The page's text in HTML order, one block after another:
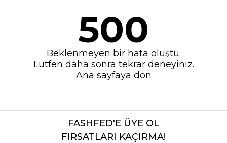
500
Beklenmeyen bir hata oluştu.
Lütfen daha sonra tekrar deneyiniz.
Ana sayfaya dön
FASHFED'E ÜYE OL
FIRSATLARI KAÇIRMA!